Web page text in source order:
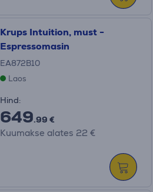
Krups Intuition, must -
Espressomasin
EA872B10
Laos
Hind:
649.99 €
Kuumakse alates 22 €